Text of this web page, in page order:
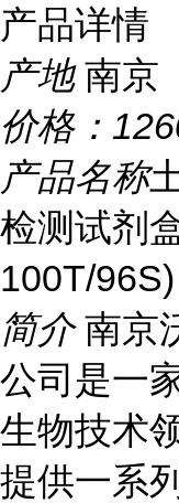
产品详情
产地 南京
价格：
产品名称
检测试剂
100T/96S)
简介 南京
公司是一
生物技术
提供一系